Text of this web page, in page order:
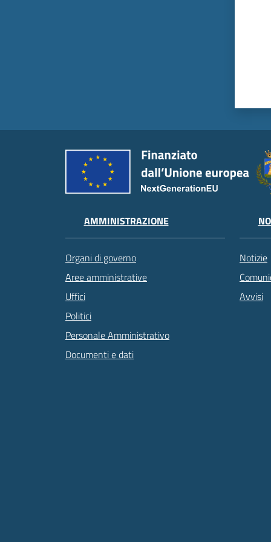
AMMINISTRAZIONE
Organi di governo
Aree amministrative
Uffici
Politici
Personale Amministrativo
Documenti e dati
Notizie
Avvisi